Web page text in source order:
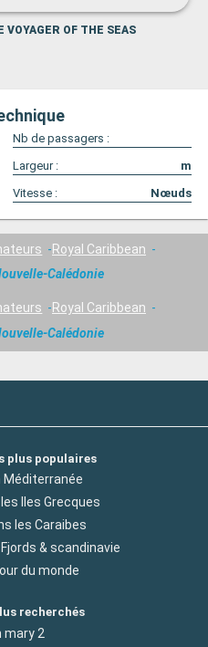
VOYAGER OF THE SEAS
Nb de passagers :
Largeur :
m
Vitesse : Nœuds
Royal Caribbean
Calédonie
Royal Caribbean
Calédonie
plus populaires
Méditerranée
Iles Grecques
les Caraibes
& scandinavie
du monde
recherchés
mary 2